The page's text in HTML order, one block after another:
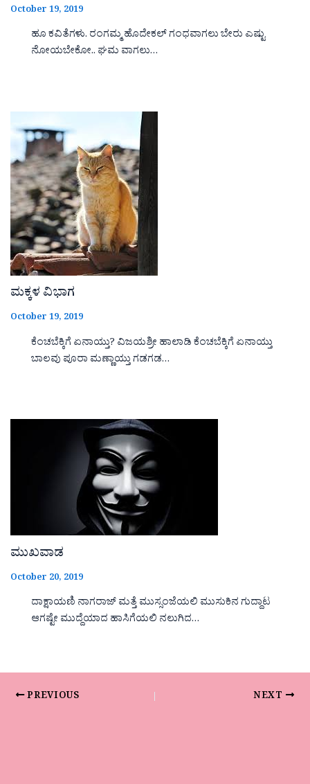
October 19, 2019
ಹೂ ಕವಿತೆಗಳು. ರಂಗಮ್ಮ ಹೊದೇಕಲ್ ಗಂಧವಾಗಲು ಬೇರು ಎಷ್ಟು
ನೋಯಬೇಕೋ.. ಘಮ ವಾಗಲು…
ಮಕ್ಕಳ ವಿಭಾಗ
October 19, 2019
ಕೆಂಚಬೆಕ್ಕಿಗೆ ಏನಾಯ್ತು? ವಿಜಯಶ್ರೀ ಹಾಲಾಡಿ ಕೆಂಚಬೆಕ್ಕಿಗೆ ಏನಾಯ್ತು
ಬಾಲವು ಪೂರಾ ಮಣ್ಣಾಯ್ತು ಗಡಗಡ…
ಮುಖವಾಡ
October 20, 2019
ದಾಕ್ಷಾಯಣಿ ನಾಗರಾಜ್ ಮತ್ತೆ ಮುಸ್ಸಂಜೆಯಲಿ ಮುಸುಕಿನ ಗುದ್ದಾಟ
ಆಗಷ್ಟೇ ಮುದ್ದೆಯಾದ ಹಾಸಿಗೆಯಲಿ ನಲುಗಿದ…
PREVIOUS NEXT